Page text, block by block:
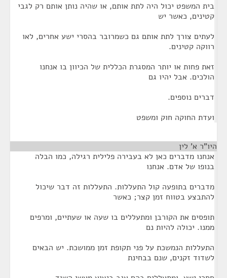
בית המשפט יכול היה לתת אותם, או שהיה נותן אותם רק לגבי
קטינים, כאשר יש
לעתים צורך לתת אותם גם כשמרובר בהסרי ישע אחרים, לאו
רווקה קטינים.
זאת פחות או יותר המסגרת הכללית של הכיוון בו אנחנו
הולכים. אבל יהיו גם
דברים נוספים.
ועדת החוקה חוק ומשפט
היו"ר א' לין
אנחנו מדברים כאן לא בעבירה פלילית רגילה, כמו הבלה
בנופו של אדם. אנחנו
מדברים בתופעה קול התעללות. התעללות זה דבר שיכול
להתבצע בטווח זמן קצר; כאשר
תופסים את הקורבן ומתעללים בו שעה או שעתיים, ומרפים
ממנו. יכולה להיות נם
התעללות הנמשכת על פני תקופת זמן ממושכת. יש הבאים
לשדוד זקנים, שנם בבחינת